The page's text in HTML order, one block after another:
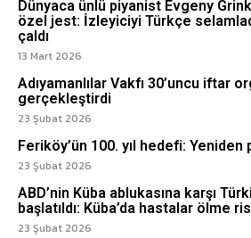
Dünyaca ünlü piyanist Evgeny
özel jest: İzleyiciyi Türkçe
çaldı
13 Mart 2026
Adıyamanlılar Vakfı 30’uncu iftar
gerçekleştirdi
23 Şubat 2026
Feriköy’ün 100. yıl hedefi:
23 Şubat 2026
ABD’nin Küba ablukasına karşı
başlatıldı: Küba’da hastalar ölme
23 Şubat 2026